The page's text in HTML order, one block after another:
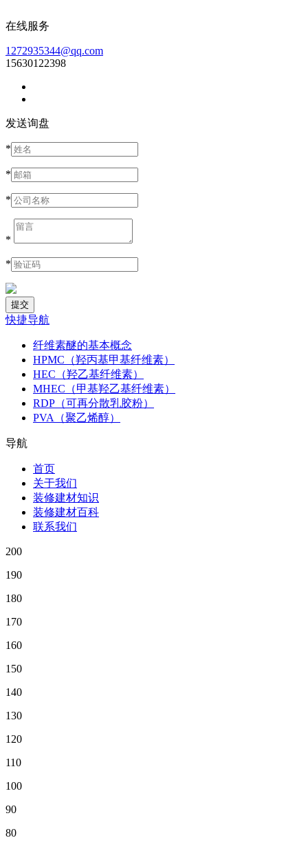
在线服务
1272935344@qq.com
15630122398
发送询盘
*
*
*
*
*
快捷导航
纤维素醚的基本概念
HPMC（羟丙基甲基纤维素）
HEC（羟乙基纤维素）
MHEC（甲基羟乙基纤维素）
RDP（可再分散乳胶粉）
PVA（聚乙烯醇）
导航
首页
关于我们
装修建材知识
装修建材百科
联系我们
200
190
180
170
160
150
140
130
120
110
100
90
80